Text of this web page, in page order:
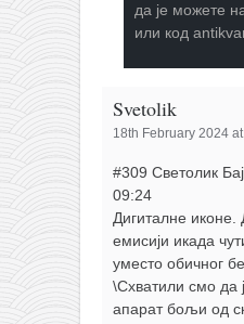
да је можете
или код
Svetolik
18th February 2024
#309 Светолик
09:24
Дигиталне иконе.
емисији икада
уместо обичног
\Схватили смо да
апарат бољи од